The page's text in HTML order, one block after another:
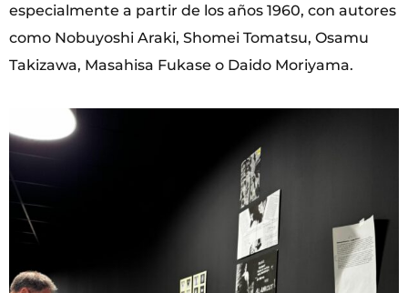
especialmente a partir de los años 1960, con autores
como Nobuyoshi Araki, Shomei Tomatsu, Osamu
Takizawa, Masahisa Fukase o Daido Moriyama.